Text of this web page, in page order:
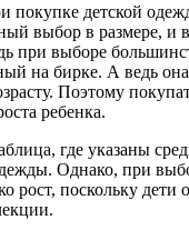
покупке детской
выбор в размере, и
при выборе
на бирке. А ведь
Поэтому
ребенка.
где указаны
Однако, при
рост, поскольку дети